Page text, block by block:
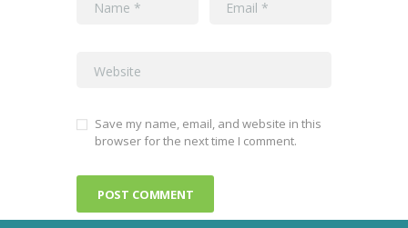
Save my name, email, and website in this
browser for the next time I comment.